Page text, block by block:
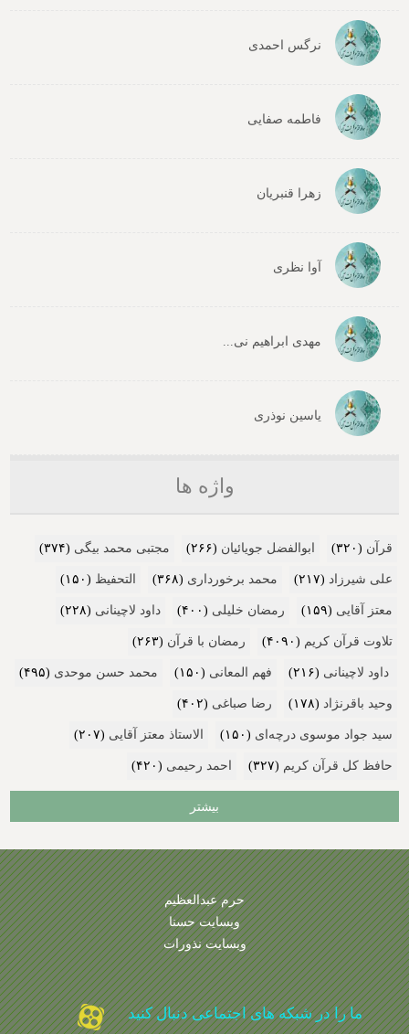
نرگس احمدی
فاطمه صفایی
زهرا قنبریان
آوا نظری
مهدی ابراهیم نی...
یاسین نوذری
واژه ها
قرآن (۳۲۰) ابوالفضل جویائیان (۲۶۶) مجتبی محمد بیگی (۳۷۴)
علی شیرزاد (۲۱۷) محمد برخورداری (۳۶۸) التحفیظ (۱۵۰)
معتز آقایی (۱۵۹) رمضان خلیلی (۴۰۰) داود لاچینانی (۲۲۸)
تلاوت قرآن کریم (۴۰۹۰) رمضان با قرآن (۲۶۳)
داود لاچینانی (۲۱۶) فهم المعانی (۱۵۰) محمد حسن موحدی (۴۹۵)
وحید باقرنژاد (۱۷۸) رضا صباغی (۴۰۲)
سید جواد موسوی درچه‌ای (۱۵۰) الاستاذ معتز آقایی (۲۰۷)
حافظ کل قرآن کریم (۳۲۷) احمد رحیمی (۴۲۰)
بیشتر
حرم عبدالعظیم
وبسایت حسنا
وبسایت نذورات
ما را در شبکه های اجتماعی دنبال کنید